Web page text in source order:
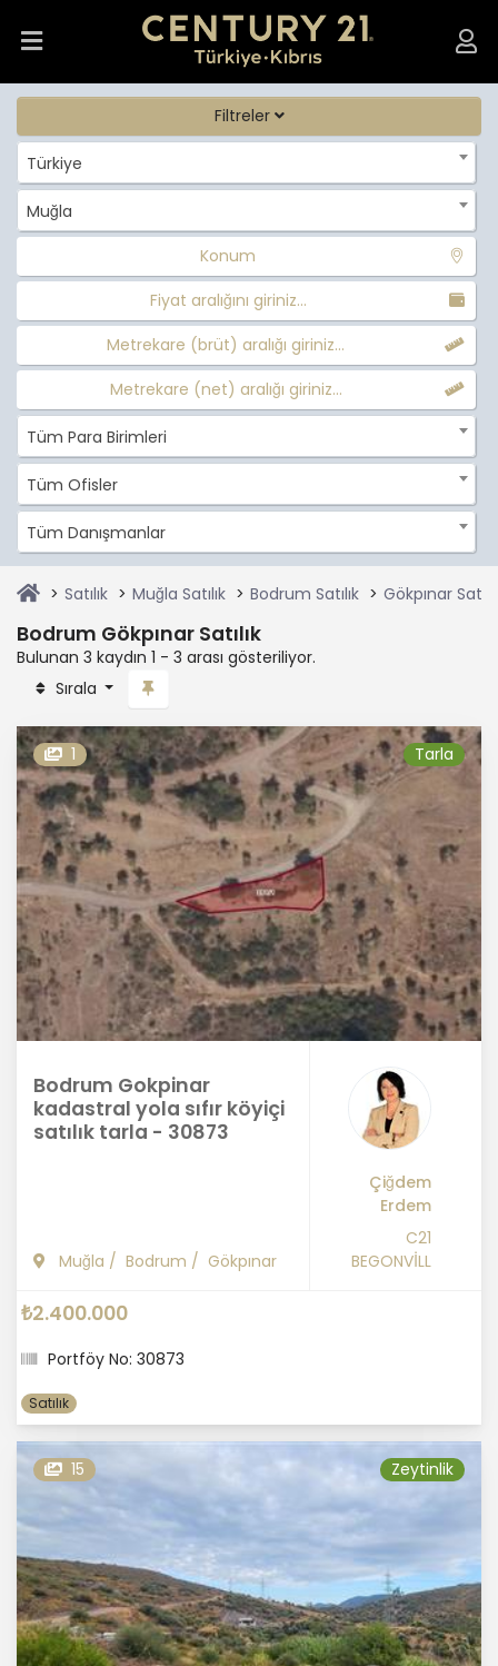
Filtreler
Türkiye
Muğla
Konum
Fiyat aralığını giriniz...
Metrekare (brüt) aralığı giriniz...
Metrekare (net) aralığı giriniz...
Tüm Para Birimleri
Tüm Ofisler
Tüm Danışmanlar
Satılık Muğla Satılık Bodrum Satılık Gökpınar
Bodrum Gökpınar Satılık
Bulunan 3 kaydın 1 - 3 arası gösteriliyor.
Sırala
1 Tarla
Bodrum Gokpinar
kadastral yola sıfır köyiçi
satılık tarla - 30873
Muğla / Bodrum / Gökpınar
Çiğdem
Erdem
C21
BEGONVİLL
₺2.400.000
Portföy No: 30873
Satılık
15 Zeytinlik